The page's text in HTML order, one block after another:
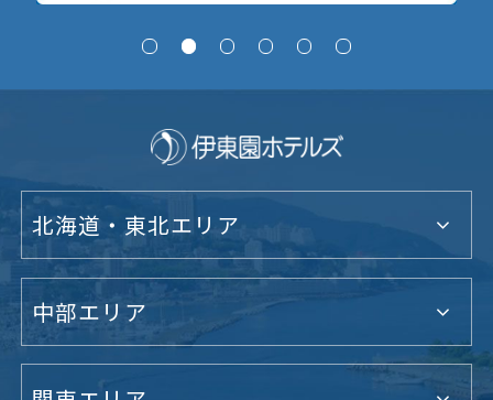
北海道・東北エリア
中部エリア